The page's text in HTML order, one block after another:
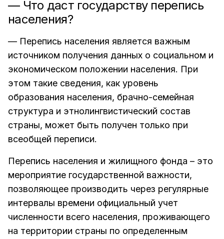
— Что даст государству перепись
населения?
— Перепись населения является важным
источником получения данных о социальном и
экономическом положении населения. При
этом такие сведения, как уровень
образования населения, брачно-семейная
структура и этнолингвистический состав
страны, может быть получен только при
всеобщей переписи.
Перепись населения и жилищного фонда – это
мероприятие государственной важности,
позволяющее производить через регулярные
интервалы времени официальный учет
численности всего населения, проживающего
на территории страны по определенным